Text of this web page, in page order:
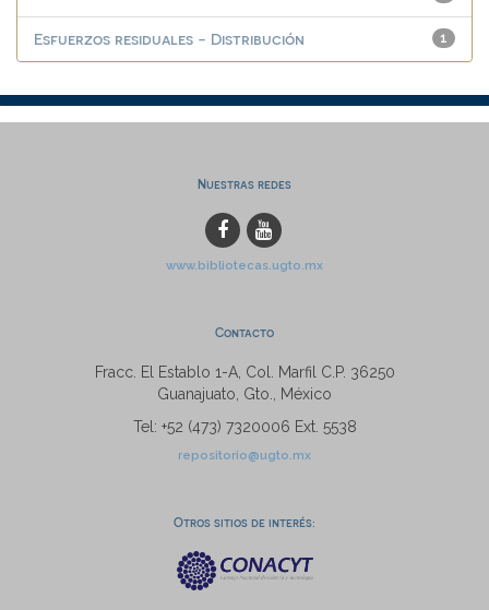
1
Esfuerzos residuales - Distribución
Nuestras redes
www.bibliotecas.ugto.mx
Contacto
Fracc. El Establo 1-A, Col. Marfil C.P. 36250
Guanajuato, Gto., México
Tel: +52 (473) 7320006 Ext. 5538
repositorio@ugto.mx
Otros sitios de interés: